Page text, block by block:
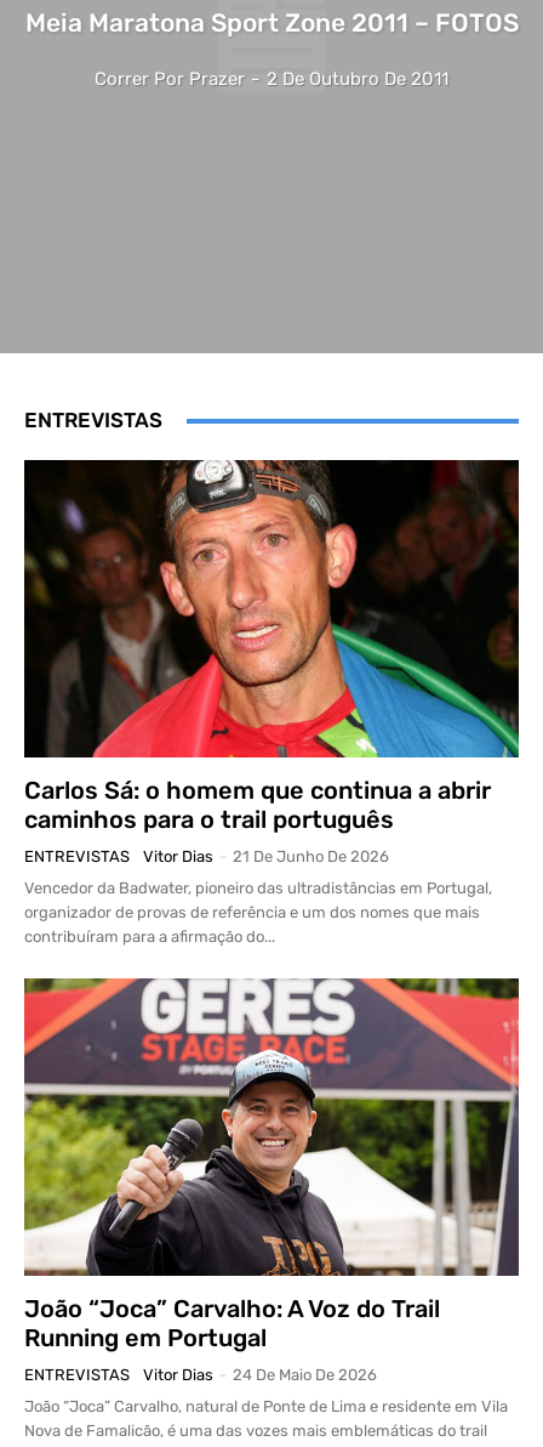
Meia Maratona Sport Zone 2011 – FOTOS
Correr Por Prazer - 2 De Outubro De 2011
ENTREVISTAS
Carlos Sá: o homem que continua a abrir
caminhos para o trail português
ENTREVISTAS Vitor Dias - 21 De Junho De 2026
Vencedor da Badwater, pioneiro das ultradistâncias em Portugal,
organizador de provas de referência e um dos nomes que mais
contribuíram para a afirmação do...
João “Joca” Carvalho: A Voz do Trail
Running em Portugal
ENTREVISTAS Vitor Dias - 24 De Maio De 2026
João “Joca” Carvalho, natural de Ponte de Lima e residente em Vila
Nova de Famalicão, é uma das vozes mais emblemáticas do trail